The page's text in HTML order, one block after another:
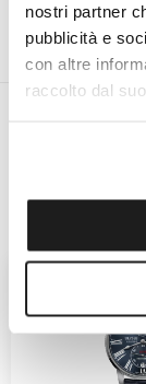
nostri partner
pubblicità e
con altre
raccolto dal
RESO ENTRO 14